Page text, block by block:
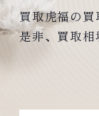
買取虎福の買
是非、買取相